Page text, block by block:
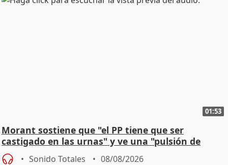
01:53
Morant sostiene que "el PP tiene que ser
castigado en las urnas" y ve una "pulsión de
cambio"
Sonido Totales 08/08/2026